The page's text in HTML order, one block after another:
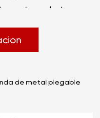
se destaca
plegable de hierro
comedor de 3 piezas
atención al detalle,
forma y
para
aire libre.
de metal plegable